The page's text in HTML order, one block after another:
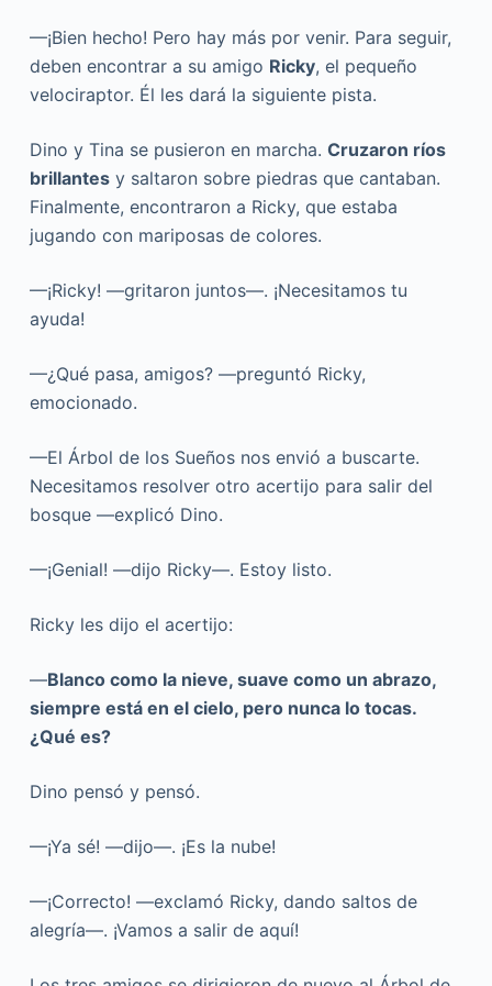
—¡Bien hecho! Pero hay más por venir. Para seguir,
deben encontrar a su amigo Ricky, el pequeño
velociraptor. Él les dará la siguiente pista.
Dino y Tina se pusieron en marcha. Cruzaron ríos
brillantesy saltaron sobre piedras que cantaban.
Finalmente, encontraron a Ricky, que estaba
jugando con mariposas de colores.
—¡Ricky! —gritaron juntos—. ¡Necesitamos tu
ayuda!
—¿Qué pasa, amigos? —preguntó Ricky,
emocionado.
—El Árbol de los Sueños nos envió a buscarte.
Necesitamos resolver otro acertijo para salir del
bosque —explicó Dino.
—¡Genial! —dijo Ricky—. Estoy listo.
Ricky les dijo el acertijo:
—Blanco como la nieve, suave como un abrazo,
siempre está en el cielo, pero nunca lo tocas.
¿Qué es?
Dino pensó y pensó.
—¡Ya sé! —dijo—. ¡Es la nube!
—¡Correcto! —exclamó Ricky, dando saltos de
alegría—. ¡Vamos a salir de aquí!